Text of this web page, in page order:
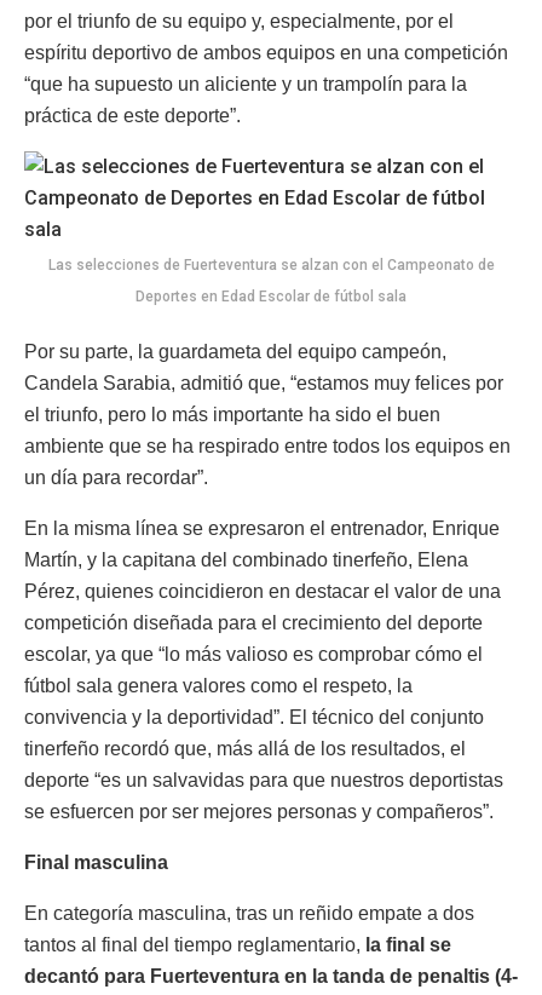
por el triunfo de su equipo y, especialmente, por el
espíritu deportivo de ambos equipos en una competición
“que ha supuesto un aliciente y un trampolín para la
práctica de este deporte”.
Las selecciones de Fuerteventura se alzan con el Campeonato de
Deportes en Edad Escolar de fútbol sala
Por su parte, la guardameta del equipo campeón,
Candela Sarabia, admitió que, “estamos muy felices por
el triunfo, pero lo más importante ha sido el buen
ambiente que se ha respirado entre todos los equipos en
un día para recordar”.
En la misma línea se expresaron el entrenador, Enrique
Martín, y la capitana del combinado tinerfeño, Elena
Pérez, quienes coincidieron en destacar el valor de una
competición diseñada para el crecimiento del deporte
escolar, ya que “lo más valioso es comprobar cómo el
fútbol sala genera valores como el respeto, la
convivencia y la deportividad”. El técnico del conjunto
tinerfeño recordó que, más allá de los resultados, el
deporte “es un salvavidas para que nuestros deportistas
se esfuercen por ser mejores personas y compañeros”.
Final masculina
En categoría masculina, tras un reñido empate a dos
tantos al final del tiempo reglamentario, la final se
decantó para Fuerteventura en la tanda de penaltis (4-